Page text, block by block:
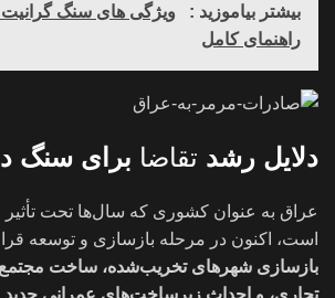
بیشتر بیاموزید :
ویژگی های سنگ گرانیت
راهنمای کامل
دلایل رشد تقاضا برای سنگ
عراق به عنوان کشوری که سال‌ها تحت تأثیر
است، اکنون در مرحله بازسازی و توسعه
بازسازی شهرهای تخریب‌شده، ساخت
تجاری، و احداث زیرساخت‌های عمرانی جدید